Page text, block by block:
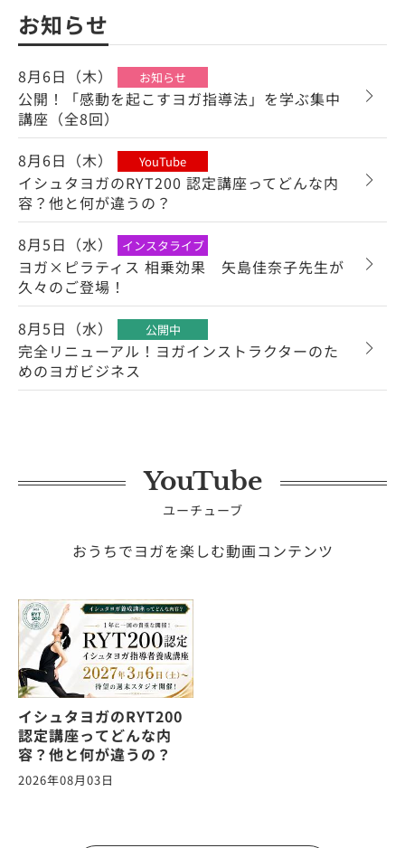
お知らせ
8月6日（木） お知らせ
公開！「感動を起こすヨガ指導法」を学ぶ集中
講座（全8回）
8月6日（木）
YouTube
イシュタヨガのRYT200 認定講座ってどんな内
容？他と何が違うの？
8月5日（水）
インスタライブ
ヨガ×ピラティス 相乗効果 矢島佳奈子先生が
久々のご登場！
8月5日（水）
公開中
完全リニューアル！ヨガインストラクターのた
めのヨガビジネス
YouTube
ユーチューブ
おうちでヨガを楽しむ動画コンテンツ
イシュタヨガのRYT200
認定講座ってどんな内
容？他と何が違うの？
2026年08月03日